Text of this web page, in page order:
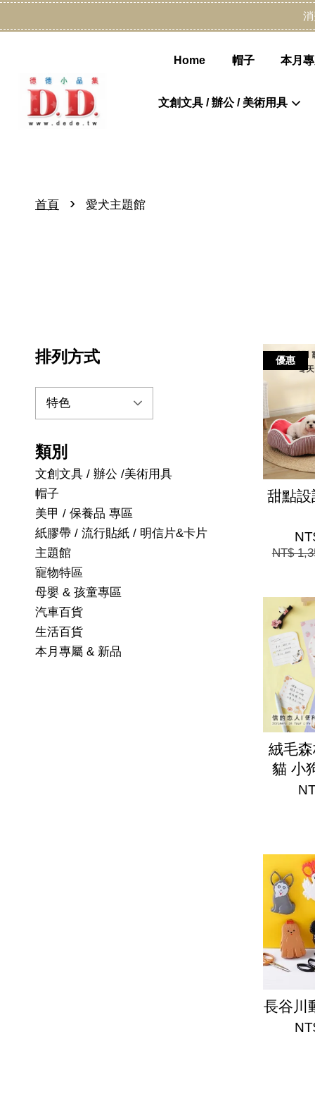
Home 帽子 本月
文創文具 / 辦公 / 美術用具
首頁 › 愛犬主題館
排列方式
類別
文創文具 / 辦公 /美術用具
帽子
美甲 / 保養品 專區
紙膠帶 / 流行貼紙 / 明信片&卡片
主題館
寵物特區
母嬰 & 孩童專區
汽車百貨
生活百貨
本月專屬 & 新品
優惠
甜點
NT$
絨毛
貓 小
長谷川